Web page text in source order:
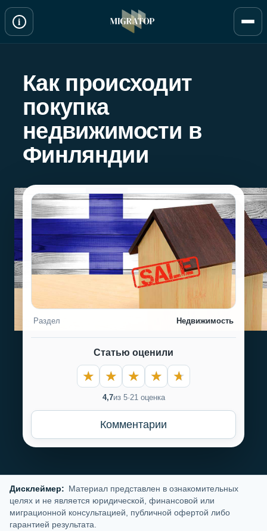
Перейти
i
Как происходит
покупка
недвижимости в
Финляндии
Раздел Недвижимость
Статью оценили
4,7из 5·21 оценка
Комментарии
Дисклеймер: Материал представлен в ознакомительных
целях и не является юридической, финансовой или
миграционной консультацией, публичной офертой либо
гарантией результата.